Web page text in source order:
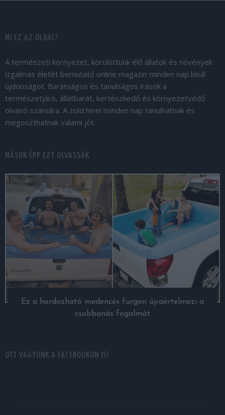
MI EZ AZ OLDAL?
A természeti környezet, körülöttünk élő állatok és növények
izgalmas életét bemutató online magazin minden nap kínál
újdonságot. Barátságos és tanulságos írások a
természetjáró, állatbarát, kertészkedő és környezetvédő
olvasó számára. A zöld hívei minden nap tanulhatnak és
megoszthatnak valami jót.
MÁSOK ÉPP EZT OLVASSÁK
Ez a hordozható medencés furgon újraértelmezi a
csobbanás fogalmát
OTT VAGYUNK A FACEBOOKON IS!